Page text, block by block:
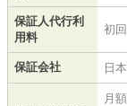
保証人代行利
用料
初
保証会社 日
月